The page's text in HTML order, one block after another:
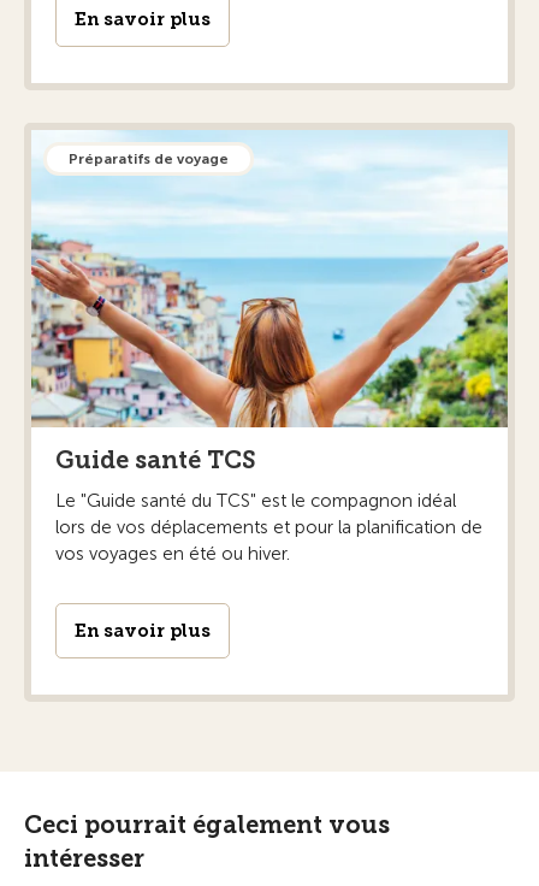
En savoir plus
Préparatifs de voyage
Guide santé TCS
Le "Guide santé du TCS" est le compagnon idéal
lors de vos déplacements et pour la planification de
vos voyages en été ou hiver.
En savoir plus
Ceci pourrait également vous
intéresser